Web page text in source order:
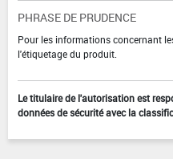
PHRASE DE PRUDENCE
Pour les informations concernant
l'étiquetage du produit.
Le titulaire de l'autorisation est
données de sécurité avec la